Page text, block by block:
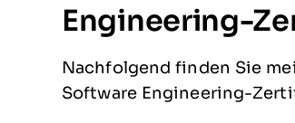
Engineering-
Nachfolgend finden Sie
Software Engineering-